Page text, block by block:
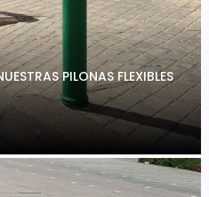
PILONAS FLEXIBLES